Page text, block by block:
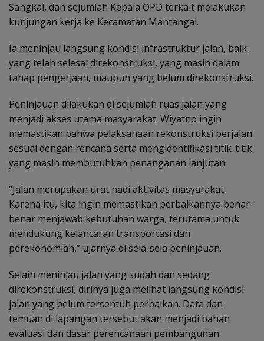
Sangkai, dan sejumlah Kepala OPD terkait melakukan
kunjungan kerja ke Kecamatan Mantangai.
Ia meninjau langsung kondisi infrastruktur jalan, baik
yang telah selesai direkonstruksi, yang masih dalam
tahap pengerjaan, maupun yang belum direkonstruksi.
‎Peninjauan dilakukan di sejumlah ruas jalan yang
menjadi akses utama masyarakat. Wiyatno ingin
memastikan bahwa pelaksanaan rekonstruksi berjalan
sesuai dengan rencana serta mengidentifikasi titik-titik
yang masih membutuhkan penanganan lanjutan.
“Jalan merupakan urat nadi aktivitas masyarakat.
Karena itu, kita ingin memastikan perbaikannya benar-
benar menjawab kebutuhan warga, terutama untuk
mendukung kelancaran transportasi dan
perekonomian,” ujarnya di sela-sela peninjauan.
‎Selain meninjau jalan yang sudah dan sedang
direkonstruksi, dirinya juga melihat langsung kondisi
jalan yang belum tersentuh perbaikan. Data dan
temuan di lapangan tersebut akan menjadi bahan
evaluasi dan dasar perencanaan pembangunan